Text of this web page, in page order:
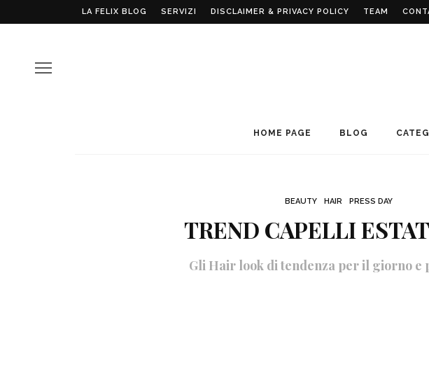
LA FELIX BLOG SERVIZI DISCLAIMER & PRIVACY POLICY TEAM
HOME PAGE BLOG
BEAUTY HAIR PRESS DAY
TREND CAPELLI
Gli Hair look di tendenza per il giorno e